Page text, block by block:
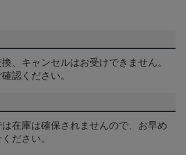
、キャンセルはお受けできません。
認ください。
在庫は確保されませんので、お早め
ださい。